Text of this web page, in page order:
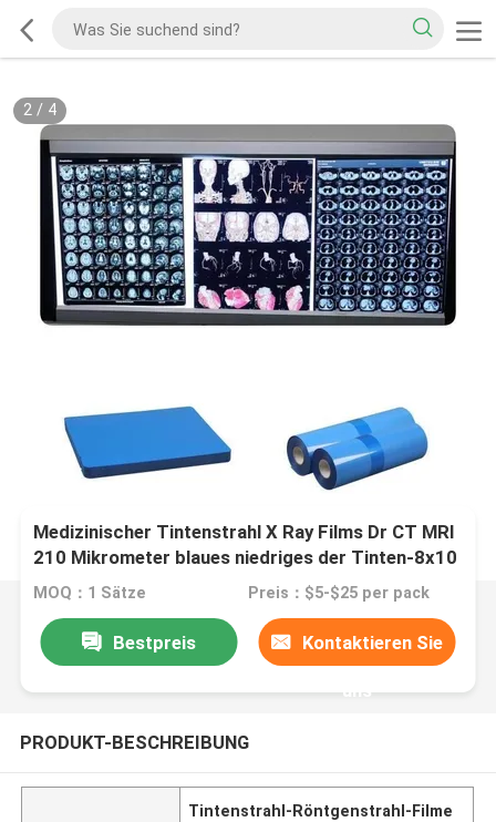
2/ 4
Medizinischer Tintenstrahl X Ray Films Dr CT MRI
210 Mikrometer blaues niedriges der Tinten-8x10
A4 A3 10inch Rollen-
MOQ：1 Sätze Preis：$5-$25 per pack
Bestpreis Kontaktieren Sie
uns
PRODUKT-BESCHREIBUNG
Tintenstrahl-Röntgenstrahl-Filme